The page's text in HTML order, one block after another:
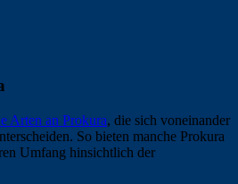
Arten an Prokura, die sich voneinander
So bieten manche Prokura
Umfang hinsichtlich der